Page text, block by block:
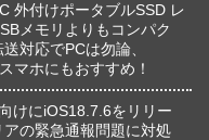
外付けポータブルSSD レ
メモリよりもコンパク
対応でPCは勿論、
マホにもおすすめ！
けにiOS18.7.6をリリー
アの緊急通報問題に対処